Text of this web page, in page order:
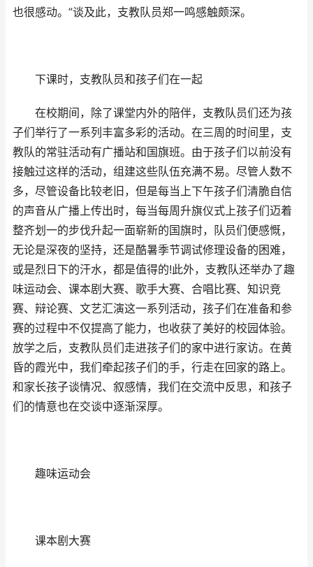
也很感动。”谈及此，支教队员郑一鸣感触颇深。
下课时，支教队员和孩子们在一起
在校期间，除了课堂内外的陪伴，支教队员们还为孩
子们举行了一系列丰富多彩的活动。在三周的时间里，支
教队的常驻活动有广播站和国旗班。由于孩子们以前没有
接触过这样的活动，组建这些队伍充满不易。尽管人数不
多，尽管设备比较老旧，但是每当上下午孩子们清脆自信
的声音从广播上传出时，每当每周升旗仪式上孩子们迈着
整齐划一的步伐升起一面崭新的国旗时，队员们便感慨，
无论是深夜的坚持，还是酷暑季节调试修理设备的困难，
或是烈日下的汗水，都是值得的!此外，支教队还举办了趣
味运动会、课本剧大赛、歌手大赛、合唱比赛、知识竞
赛、辩论赛、文艺汇演这一系列活动，孩子们在准备和参
赛的过程中不仅提高了能力，也收获了美好的校园体验。
放学之后，支教队员们走进孩子们的家中进行家访。在黄
昏的霞光中，我们牵起孩子们的手，行走在回家的路上。
和家长孩子谈情况、叙感情，我们在交流中反思，和孩子
们的情意也在交谈中逐渐深厚。
趣味运动会
课本剧大赛